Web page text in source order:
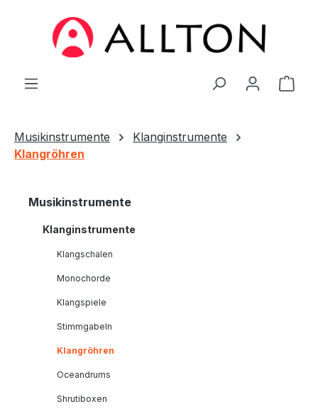
Zum Hauptinhalt springen
Musikinstrumente
Klanginstrumente
Klangröhren
Musikinstrumente
Klanginstrumente
Klangschalen
Monochorde
Klangspiele
Stimmgabeln
Klangröhren
Oceandrums
Shrutiboxen